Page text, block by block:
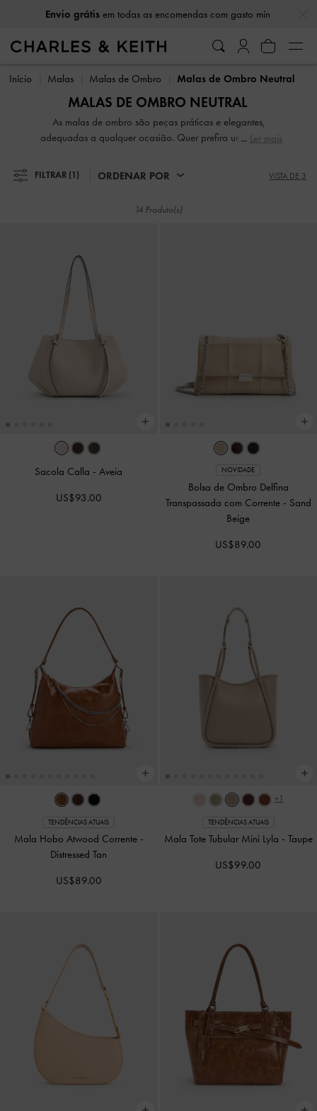
Envio grátisem todas as encomendas com gasto mín
Envio grátisem todas as encomendas com gasto mín
Início Malas Malas de Ombro Malas de Ombro Neutral
MALAS DE OMBRO NEUTRAL
As malas de ombro são peças práticas e elegantes,
adequadas a qualquer ocasião. Quer prefira um modelo
para usar diariamente. Durante o dia, aprume um conjunto
casual-chic com t-shirt e calças de ganga com as nossas
adicione um toque divertido ao seu guarda-roupa com
Ler mais
FILTRAR (1) ORDENAR POR VISTA DE 3
14 Produto(s)
Sacola Calla - Aveia
US$93.00
NOVIDADE
Bolsa de Ombro Delfina
Transpassada com Corrente - Sand
Beige
US$89.00
TENDÊNCIAS ATUAIS
Mala Hobo Atwood Corrente -
Distressed Tan
US$89.00
+1
TENDÊNCIAS ATUAIS
Mala Tote Tubular Mini Lyla - Taupe
US$99.00